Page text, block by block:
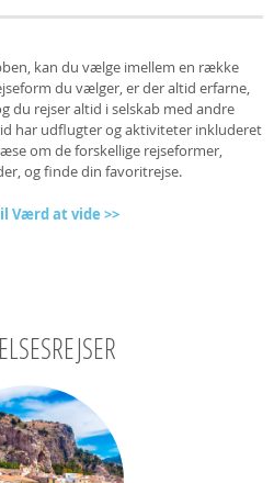
kan du vælge imellem en række
du vælger, er der altid erfarne,
du rejser altid i selskab med andre
har udflugter og aktiviteter inkluderet
om de forskellige rejseformer,
og finde din favoritrejse.
Værd at vide >>